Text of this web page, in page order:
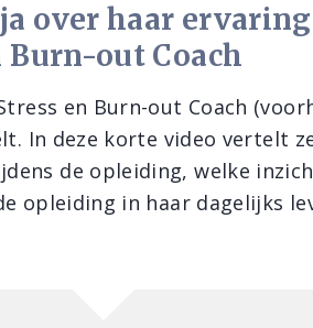
over haar
out Coach
en Burn-out Coach
In deze korte video vertelt
de opleiding, welke
opleiding in haar dagelijks